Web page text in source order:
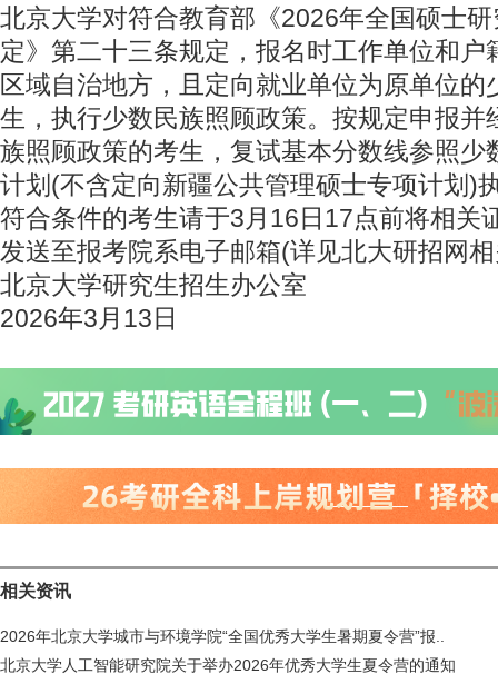
北京大学对符合教育部《2026年全国硕士
定》第二十三条规定，报名时工作单位和户
区域自治地方，且定向就业单位为原单位的
生，执行少数民族照顾政策。按规定申报并
族照顾政策的考生，复试基本分数线参照少
计划(不含定向新疆公共管理硕士专项计划)
符合条件的考生请于3月16日17点前将相关
发送至报考院系电子邮箱(详见北大研招网
北京大学研究生招生办公室
2026年3月13日
相关资讯
2026年北京大学城市与环境学院“全国优秀大学生暑期夏令营”报..
北京大学人工智能研究院关于举办2026年优秀大学生夏令营的通知